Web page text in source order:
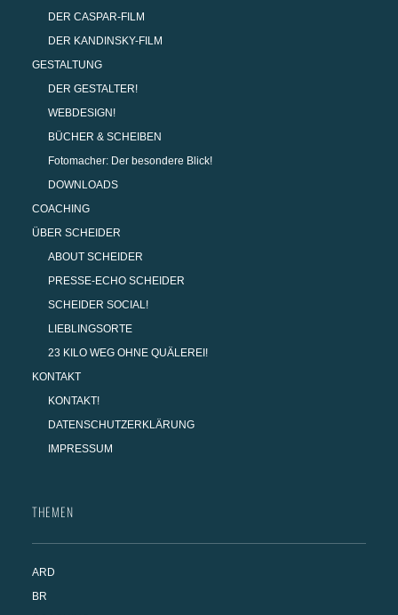
DER CASPAR-FILM
DER KANDINSKY-FILM
GESTALTUNG
DER GESTALTER!
WEBDESIGN!
BÜCHER & SCHEIBEN
Fotomacher: Der besondere Blick!
DOWNLOADS
COACHING
ÜBER SCHEIDER
ABOUT SCHEIDER
PRESSE-ECHO SCHEIDER
SCHEIDER SOCIAL!
LIEBLINGSORTE
23 KILO WEG OHNE QUÄLEREI!
KONTAKT
KONTAKT!
DATENSCHUTZERKLÄRUNG
IMPRESSUM
THEMEN
ARD
BR